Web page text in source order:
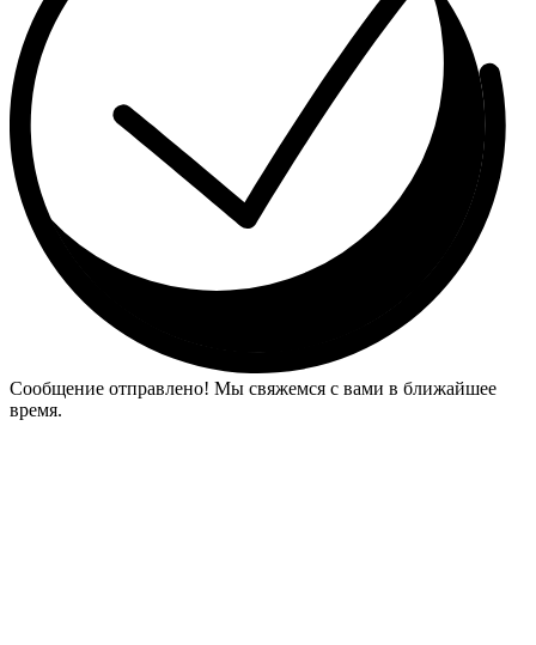
Сообщение отправлено! Мы свяжемся с вами в ближайшее
время.